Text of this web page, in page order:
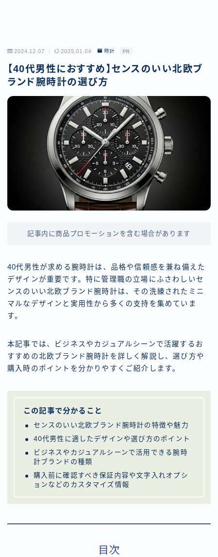
2024.12.07 2025.01.04 時計 PR
【40代男性におすすめ】センスのいい北欧ブ
ランド腕時計の選び方
記事内に商品プロモーションを含む場合があります
40代男性が求める腕時計は、品格や信頼感を兼ね備えた
デザインが重要です。特に管理職の立場にふさわしいセ
ンスのいい北欧ブランド腕時計は、その洗練されたミニ
マルなデザインと実用性から多くの支持を集めていま
す。
本記事では、ビジネスやカジュアルシーンで活躍するお
すすめの北欧ブランド腕時計を詳しく解説し、選び方や
購入時のポイントを分かりやすくご紹介します。
この記事で分かること
センスのいい北欧ブランド腕時計の特徴や魅力
40代男性に適したデザインや選び方のポイント
ビジネスやカジュアルシーンで活用できる腕時
計ブランドの種類
購入前に確認すべき保証内容や文字入れオプシ
ョンなどのカスタマイズ情報
目次